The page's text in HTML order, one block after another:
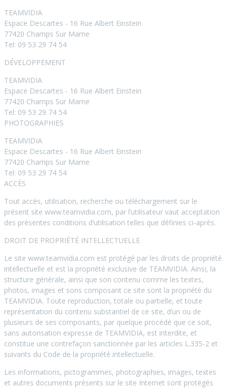
TEAMVIDIA
Espace Descartes - 16 Rue Albert Einstein
77420 Champs Sur Marne
Tel: 09 53 29 74 54
DÉVELOPPEMENT
TEAMVIDIA
Espace Descartes - 16 Rue Albert Einstein
77420 Champs Sur Marne
Tel: 09 53 29 74 54
PHOTOGRAPHIES
TEAMVIDIA
Espace Descartes - 16 Rue Albert Einstein
77420 Champs Sur Marne
Tel: 09 53 29 74 54
ACCÈS
Tout accès, utilisation, recherche ou téléchargement sur le
présent site www.teamvidia.com, par l’utilisateur vaut acceptation
des présentes conditions d’utilisation telles que définies ci-après.
DROIT DE PROPRIÉTÉ INTELLECTUELLE
Le site www.teamvidia.com est protégé par les droits de propriété
intellectuelle et est la propriété exclusive de TEAMVIDIA. Ainsi, la
structure générale, ainsi que son contenu comme les textes,
photos, images et sons composant ce site sont la propriété du
TEAMVIDIA. Toute reproduction, totale ou partielle, et toute
représentation du contenu substantiel de ce site, d’un ou de
plusieurs de ses composants, par quelque procédé que ce soit,
sans autorisation expresse de TEAMVIDIA, est interdite, et
constitue une contrefaçon sanctionnée par les articles L.335-2 et
suivants du Code de la propriété intellectuelle.
Les informations, pictogrammes, photographies, images, textes
et autres documents présents sur le site Internet sont protégés